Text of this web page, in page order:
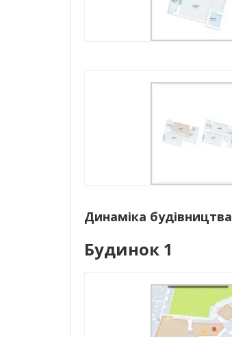
Динаміка будівництва
Будинок 1